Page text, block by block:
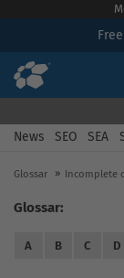
News SEO SEA
Glossar Incomplete
Glossar:
A B C D